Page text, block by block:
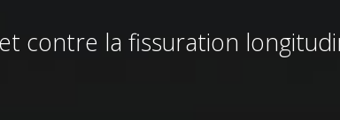
contre la fissuration